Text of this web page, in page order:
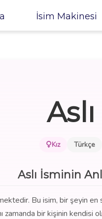
İsim Makinesi
Aslı
Kız Türkçe
Aslı İsminin
Bu isim, bir şeyin en
zamanda bir kişinin kendisi